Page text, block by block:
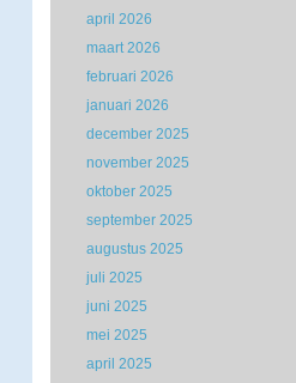
april 2026
maart 2026
februari 2026
januari 2026
december 2025
november 2025
oktober 2025
september 2025
augustus 2025
juli 2025
juni 2025
mei 2025
april 2025